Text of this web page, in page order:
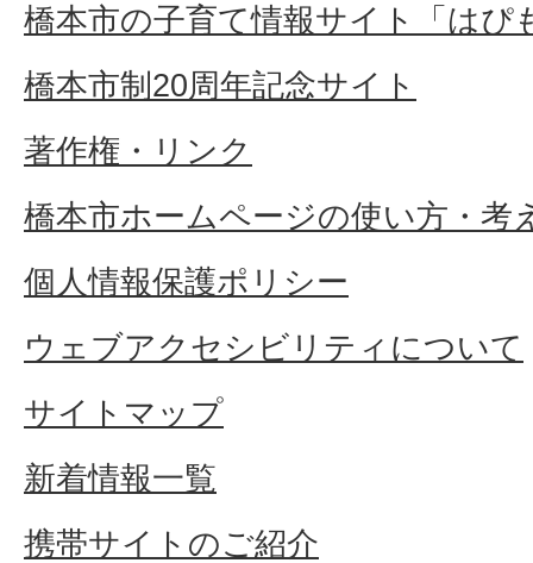
橋本市の子育て情報サイト「はぴ
橋本市制20周年記念サイト
著作権・リンク
橋本市ホームページの使い方・考
個人情報保護ポリシー
ウェブアクセシビリティについて
サイトマップ
新着情報一覧
携帯サイトのご紹介